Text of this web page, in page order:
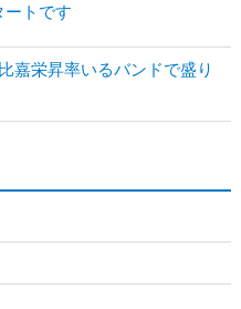
ートです
嘉栄昇率いるバンドで盛り